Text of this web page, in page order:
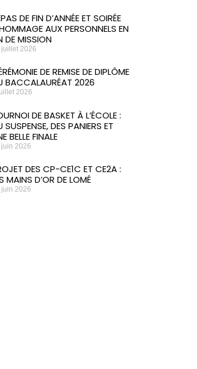
DE FIN D’ANNÉE ET SOIRÉE
AUX PERSONNELS EN
DE MISSION
juillet 2026
DE REMISE DE DIPLÔME
BACCALAURÉAT 2026
2026
DE BASKET À L’ÉCOLE :
SUSPENSE, DES PANIERS ET
BELLE FINALE
juin 2026
DES CP-CE1C ET CE2A :
MAINS D’OR DE LOMÉ
juin 2026